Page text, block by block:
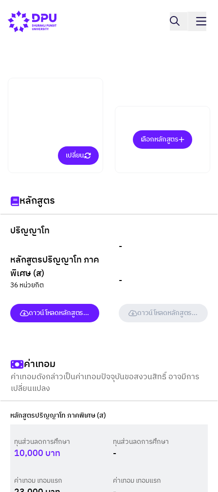
เปลี่ยน
เลือกหลักสูตร
หลักสูตร
ปริญญาโท
หลักสูตรปริญญาโท ภาค
พิเศษ (ส)
36 หน่วยกิต
ดาวน์โหลดหลักสูตร (ฉบับเต็ม)
-
-
ดาวน์โหลดหลักสูตร (ฉบับเต็
ค่าเทอม
ค่าเทอมดังกล่าวเป็นค่าเทอมปัจจุบันขอสงวนสิทธิ์ อาจมีการ
เปลี่ยนแปลง
หลักสูตรปริญญาโท ภาคพิเศษ (ส)
ทุนส่วนลดการศึกษา
10,000 บาท
ค่าเทอม เทอมแรก
ทุนส่วนลดการศึกษา
-
ค่าเทอม เทอมแรก